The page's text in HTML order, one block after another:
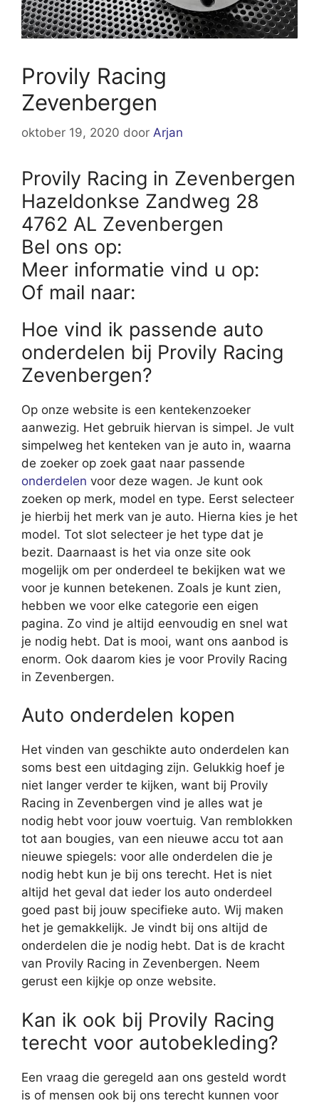
Provily Racing
Zevenbergen
oktober 19, 2020 door Arjan
Provily Racing in Zevenbergen
Hazeldonkse Zandweg 28
4762 AL Zevenbergen
Bel ons op:
Meer informatie vind u op:
Of mail naar:
Hoe vind ik passende auto
onderdelen bij Provily Racing
Zevenbergen?
Op onze website is een kentekenzoeker
aanwezig. Het gebruik hiervan is simpel. Je vult
simpelweg het kenteken van je auto in, waarna
de zoeker op zoek gaat naar passende
onderdelen voor deze wagen. Je kunt ook
zoeken op merk, model en type. Eerst selecteer
je hierbij het merk van je auto. Hierna kies je het
model. Tot slot selecteer je het type dat je
bezit. Daarnaast is het via onze site ook
mogelijk om per onderdeel te bekijken wat we
voor je kunnen betekenen. Zoals je kunt zien,
hebben we voor elke categorie een eigen
pagina. Zo vind je altijd eenvoudig en snel wat
je nodig hebt. Dat is mooi, want ons aanbod is
enorm. Ook daarom kies je voor Provily Racing
in Zevenbergen.
Auto onderdelen kopen
Het vinden van geschikte auto onderdelen kan
soms best een uitdaging zijn. Gelukkig hoef je
niet langer verder te kijken, want bij Provily
Racing in Zevenbergen vind je alles wat je
nodig hebt voor jouw voertuig. Van remblokken
tot aan bougies, van een nieuwe accu tot aan
nieuwe spiegels: voor alle onderdelen die je
nodig hebt kun je bij ons terecht. Het is niet
altijd het geval dat ieder los auto onderdeel
goed past bij jouw specifieke auto. Wij maken
het je gemakkelijk. Je vindt bij ons altijd de
onderdelen die je nodig hebt. Dat is de kracht
van Provily Racing in Zevenbergen. Neem
gerust een kijkje op onze website.
Kan ik ook bij Provily Racing
terecht voor autobekleding?
Een vraag die geregeld aan ons gesteld wordt
is of mensen ook bij ons terecht kunnen voor